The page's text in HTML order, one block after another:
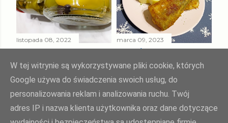
listopada 08, 2022
PAPRYKA ZIELONA
W ZALEWIE
SŁODKO - KWAŚNEJ
Udostępnij Prześlij komentarz
marca 09, 2023
SMAŻONY
MORSZCZUK
TUSZKA
Udostępnij Prześlij komentarz
W tej witrynie są wykorzystywane pliki cookie, których
Google używa do świadczenia swoich usług, do
personalizowania reklam i analizowania ruchu. Twój
adres IP i nazwa klienta użytkownika oraz dane dotyczące